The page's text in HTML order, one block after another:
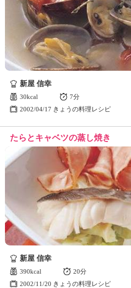
新屋 信幸
30kcal
7分
2002/04/17 きょうの料理レシピ
たらとキャベツの蒸し焼き
新屋 信幸
390kcal
20分
2002/11/20 きょうの料理レシピ